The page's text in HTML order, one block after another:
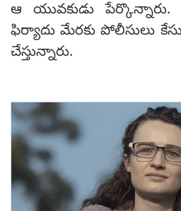
ఆ యువకుడు పేర్కొన్నారు.
ఫిర్యాదు మేరకు పోలీసులు
చేస్తున్నారు.